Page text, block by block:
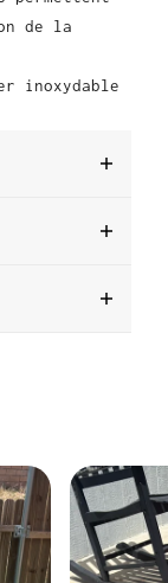
de la
inoxydable